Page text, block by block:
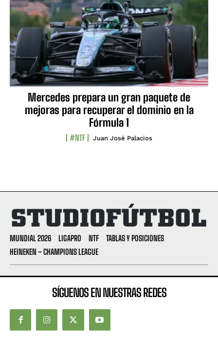
Mercedes prepara un gran paquete de
mejoras para recuperar el dominio en la
Fórmula 1
#NTF Juan José Palacios
MUNDIAL 2026 LIGAPRO NTF
TABLAS Y POSICIONES
HEINEKEN – CHAMPIONS LEAGUE
SÍGUENOS EN NUESTRAS REDES